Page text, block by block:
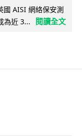
AISI 網絡保安測
為近 3...
閱讀全文